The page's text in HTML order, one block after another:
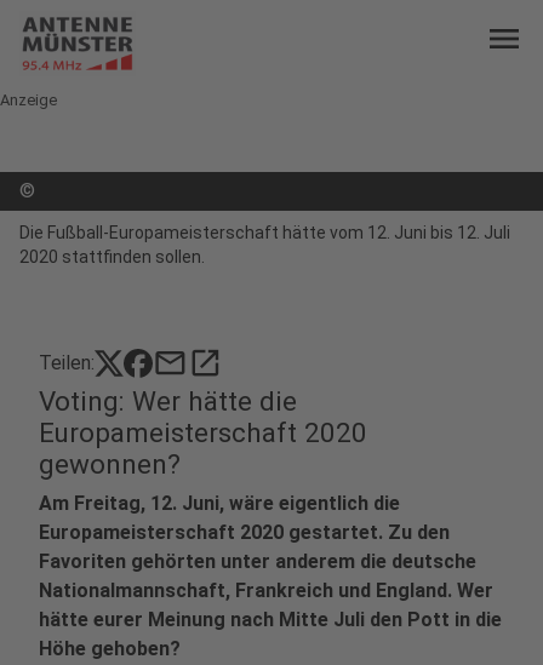
menu
Anzeige
©
Die Fußball-Europameisterschaft hätte vom 12. Juni bis 12. Juli
2020 stattfinden sollen.
Teilen: mailopen_in_new
Voting: Wer hätte die
Europameisterschaft 2020
gewonnen?
Am Freitag, 12. Juni, wäre eigentlich die
Europameisterschaft 2020 gestartet. Zu den
Favoriten gehörten unter anderem die deutsche
Nationalmannschaft, Frankreich und England. Wer
hätte eurer Meinung nach Mitte Juli den Pott in die
Höhe gehoben?